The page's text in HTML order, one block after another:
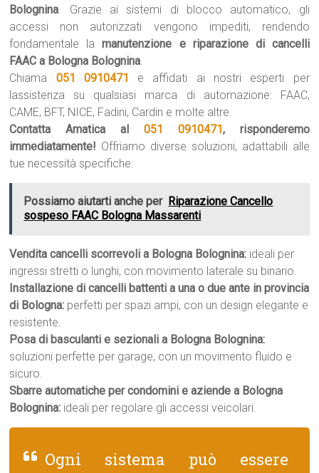
Bolognina. Grazie ai sistemi di blocco automatico, gli
accessi non autorizzati vengono impediti, rendendo
fondamentale lamanutenzione e riparazione di cancelli
FAAC a Bologna Bolognina.
Chiama 051 0910471
e affidati ai nostri esperti per
lassistenza su qualsiasi marca di automazione: FAAC,
CAME, BFT, NICE, Fadini, Cardin e molte altre.
Contatta Amatica al 051 0910471, risponderemo
immediatamente! Offriamo diverse soluzioni, adattabili alle
tue necessità specifiche:
Possiamo aiutarti anche per Riparazione Cancello
sospeso FAAC Bologna Massarenti
Vendita cancelli scorrevoli a Bologna Bolognina: ideali per
ingressi stretti o lunghi, con movimento laterale su binario.
Installazione di cancelli battenti a una o due ante in provincia
di Bologna: perfetti per spazi ampi, con un design elegante e
resistente.
Posa di basculanti e sezionali a Bologna Bolognina:
soluzioni perfette per garage, con un movimento fluido e
sicuro.
Sbarre automatiche per condomini e aziende a Bologna
Bolognina: ideali per regolare gli accessi veicolari.
Ogni sistema può essere